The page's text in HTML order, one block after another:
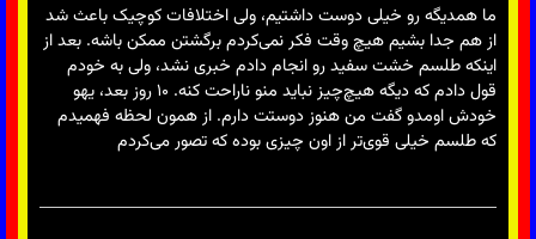
ما همدیگه رو خیلی دوست داشتیم، ولی اختلافات کوچیک باعث شد
از هم جدا بشیم هیچ وقت فکر نمی‌کردم برگشتن ممکن باشه. بعد از
اینکه طلسم خشت سفید رو انجام دادم خبری نشد، ولی به خودم
قول دادم که دیگه هیچ‌چیز نباید منو ناراحت کنه. ۱۰ روز بعد، یهو
خودش اومدو گفت من هنوز دوستت دارم. از همون لحظه فهمیدم
که طلسم خیلی قوی‌تر از اون چیزی بوده که تصور می‌کردم